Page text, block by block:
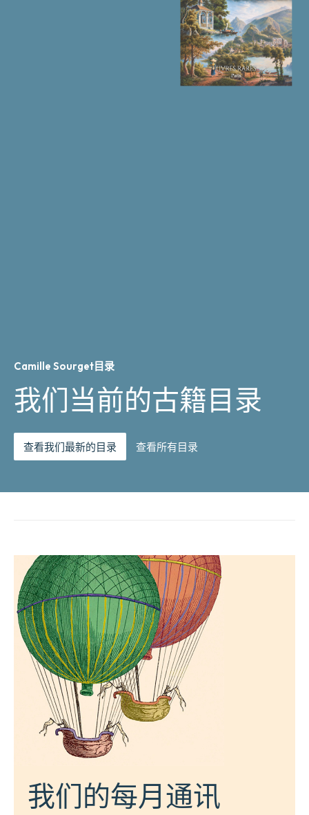
Camille Sourget目录
我们当前的古籍目录
查看我们最新的目录 查看所有目录
我们的每月通讯